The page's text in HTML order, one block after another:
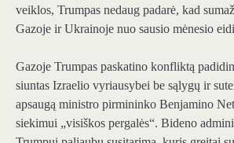
veiklos, Trumpas nedaug padarė, kad
Gazoje ir Ukrainoje nuo sausio mėnesio
Gazoje Trumpas paskatino konfliktą
siuntas Izraelio vyriausybei be sąlygų ir
apsaugą ministro pirmininko Benjamino
siekimui „visiškos pergalės“. Bideno